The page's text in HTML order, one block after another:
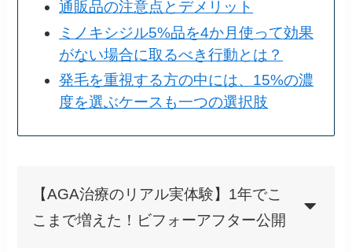
通販品の注意点とデメリット
ミノキシジル5%品を4か月使って効果
がない場合に取るべき行動とは？
発毛を重視する方の中には、15%の濃
度を選ぶケースも一つの選択肢
【AGA治療のリアル実体験】1年でこ
こまで増えた！ビフォーアフター公開